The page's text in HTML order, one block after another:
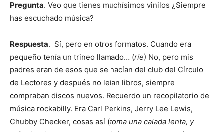
Pregunta. Veo que tienes muchísimos vinilos ¿Siempre
has escuchado música?
Respuesta. Sí, pero en otros formatos. Cuando era
pequeño tenía un trineo llamado… (ríe) No, pero mis
padres eran de esos que se hacían del club del Círculo
de Lectores y después no leían libros, siempre
compraban discos nuevos. Recuerdo un recopilatorio de
música rockabilly. Era Carl Perkins, Jerry Lee Lewis,
Chubby Checker, cosas así (toma una calada lenta, y